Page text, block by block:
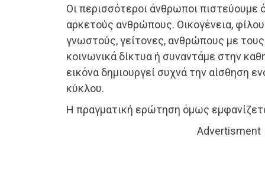
Οι περισσότεροι άνθρωποι πιστεύουμε
αρκετούς ανθρώπους. Οικογένεια,
γνωστούς, γείτονες, ανθρώπους με
κοινωνικά δίκτυα ή συναντάμε στην
εικόνα δημιουργεί συχνά την αίσθηση
κύκλου.
Η πραγματική ερώτηση όμως
Advertisment